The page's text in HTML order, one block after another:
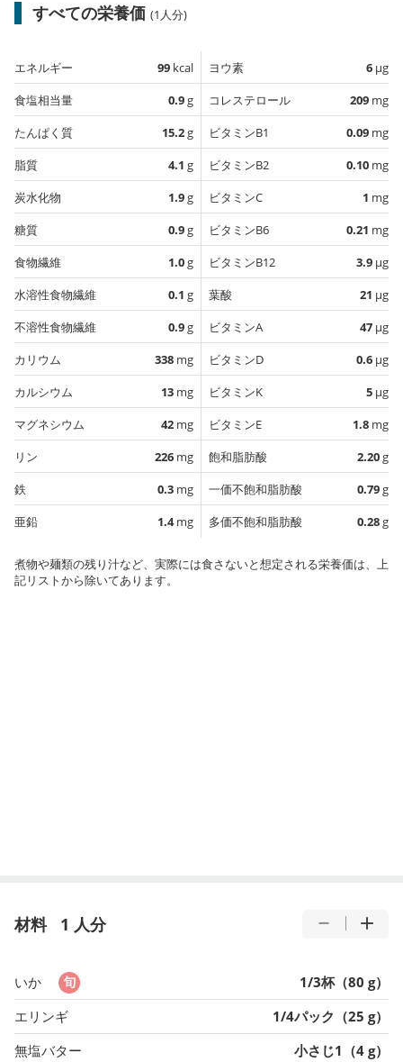
すべての栄養価 (1人分)
エネルギー 99 kcal
食塩相当量
0.9g
たんぱく質
15.2g
脂質
4.1 g
炭水化物
1.9g
糖質
0.9g
食物繊維
1.0g
水溶性食物繊維
0.1 g
不溶性食物繊維
0.9g
カリウム
338 mg
カルシウム
13 mg
マグネシウム
42 mg
リン
226 mg
鉄
0.3 mg
亜鉛
1.4mg
ヨウ素 6 µg
コレステロール
209 mg
ビタミンB1
0.09 mg
ビタミンB2
0.10 mg
ビタミンC
1 mg
ビタミンB6
0.21 mg
ビタミンB12
3.9 µg
葉酸
21 µg
ビタミンA
47 µg
ビタミンD
0.6 µg
ビタミンK
5 µg
ビタミンE
1.8 mg
飽和脂肪酸
2.20g
一価不飽和脂肪酸
0.79g
多価不飽和脂肪酸
0.28g
煮物や麺類の残り汁など、実際には食さないと想定される栄養価は、上
記リストから除いてあります。
材料 1 人分
いか
1/3杯（80 g）
エリンギ
1/4パック（25 g）
無塩バター
小さじ1（4 g）